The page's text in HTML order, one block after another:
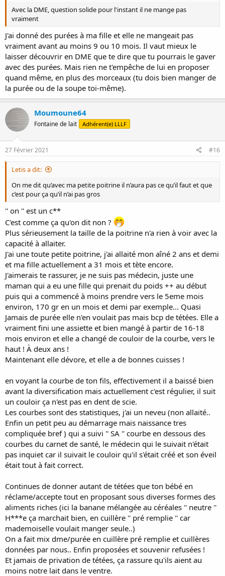
Avec la DME, question solide pour l'instant il ne mange pas
vraiment
J'ai donné des purées à ma fille et elle ne mangeait pas
vraiment avant au moins 9 ou 10 mois. Il vaut mieux le
laisser découvrir en DME que te dire que tu pourrais le gaver
avec des purées. Mais rien ne t'empêche de lui en proposer
quand même, en plus des morceaux (tu dois bien manger de
la purée ou de la soupe toi-même).
Moumoune64
Fontaine de lait Adhérent(e) LLLF
27 Février 2021 #16
Letis a dit:
On me dit qu’avec ma petite poitrine il n’aura pas ce qu’il faut et que
c’est pour ça qu’il n’ai pas gros
'' on '' est un c**
C'est comme ça qu'on dit non ?
Plus sérieusement la taille de la poitrine n'a rien à voir avec la
capacité à allaiter.
J'ai une toute petite poitrine, j'ai allaité mon aîné 2 ans et demi
et ma fille actuellement a 31 mois et tète encore.
J'aimerais te rassurer, je ne suis pas médecin, juste une
maman qui a eu une fille qui prenait du poids ++ au début
puis qui a commencé à moins prendre vers le 5eme mois
environ, 170 gr en un mois et demi par exemple... Quasi
Jamais de purée elle n'en voulait pas mais bcp de tétées. Elle a
vraiment fini une assiette et bien mangé à partir de 16-18
mois environ et elle a changé de couloir de la courbe, vers le
haut ! À deux ans !
Maintenant elle dévore, et elle a de bonnes cuisses !
en voyant la courbe de ton fils, effectivement il a baissé bien
avant la diversification mais actuellement c'est régulier, il suit
un couloir ça n'est pas en dent de scie.
Les courbes sont des statistiques, j'ai un neveu (non allaité..
Enfin un petit peu au démarrage mais naissance tres
compliquée bref ) qui a suivi '' SA '' courbe en dessous des
courbes du carnet de santé, le médecin qui le suivait n'était
pas inquiet car il suivait le couloir qu'il s'était créé et son éveil
était tout à fait correct.
Continues de donner autant de tétées que ton bébé en
réclame/accepte tout en proposant sous diverses formes des
aliments riches (ici la banane mélangée au céréales '' neutre ''
H***e ça marchait bien, en cuillère '' pré remplie '' car
mademoiselle voulait manger seule..)
On a fait mix dme/purée en cuillère pré remplie et cuillères
données par nous.. Enfin proposées et souvenir refusées !
Et jamais de privation de tétées, ça rassure qu'ils aient au
moins notre lait dans le ventre.